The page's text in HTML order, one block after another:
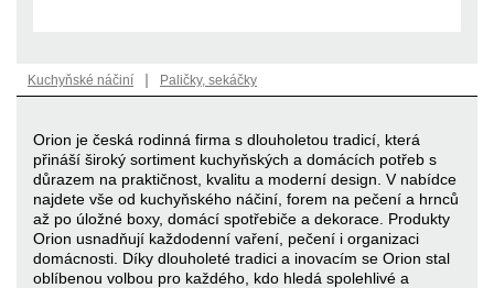
Kuchyňské náčiní | Paličky, sekáčky
Orion je česká rodinná firma s dlouholetou tradicí, která
přináší široký sortiment kuchyňských a domácích potřeb s
důrazem na praktičnost, kvalitu a moderní design. V nabídce
najdete vše od kuchyňského náčiní, forem na pečení a hrnců
až po úložné boxy, domácí spotřebiče a dekorace. Produkty
Orion usnadňují každodenní vaření, pečení i organizaci
domácnosti. Díky dlouholeté tradici a inovacím se Orion stal
oblíbenou volbou pro každého, kdo hledá spolehlivé a